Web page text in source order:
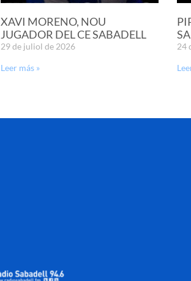
XAVI MORENO, NOU
JUGADOR DEL CE SABADELL
29 de juliol de 2026
Leer más »
24